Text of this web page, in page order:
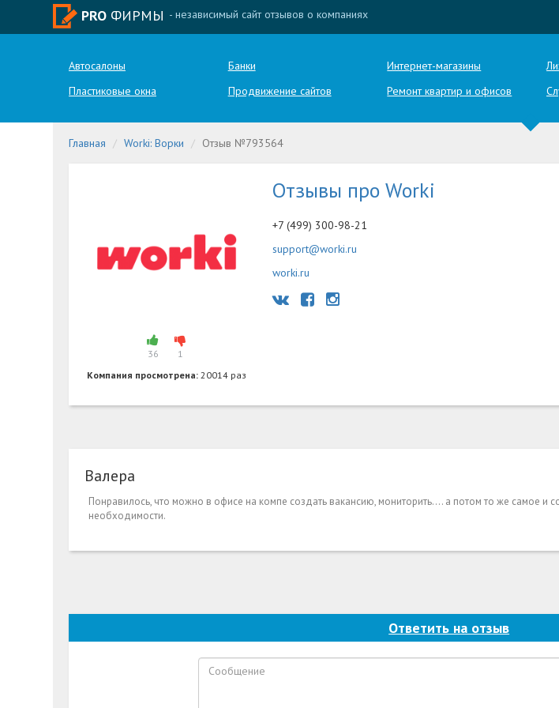
PRO ФИРМЫ - независимый сайт отзывов о компаниях
Автосалоны Банки Интернет-магазины
Пластиковые окна
Продвижение сайтов Ремонт квартир и офисов
Главная Worki: Ворки Отзыв №793564
36
1
Компания просмотрена:20014 раз
Отзывы про Worki
+7 (499) 300-98-21
support@worki.ru
worki.ru
Валера
Понравилось, что можно в офисе на компе создать вакансию, мониторить.... а потом то же самое и
необходимости.
Ответить на отзыв